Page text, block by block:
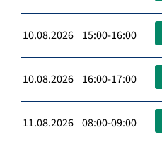
10.08.2026 15:00-16:00
10.08.2026 16:00-17:00
11.08.2026 08:00-09:00